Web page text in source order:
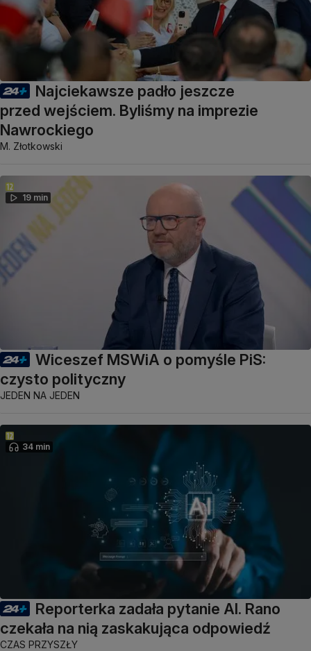
Najciekawsze padło jeszcze
przed wejściem. Byliśmy na imprezie
Nawrockiego
M. Złotkowski
19 min
Wiceszef MSWiA o pomyśle PiS:
czysto polityczny
JEDEN NA JEDEN
34 min
Reporterka zadała pytanie AI. Rano
czekała na nią zaskakująca odpowiedź
CZAS PRZYSZŁY